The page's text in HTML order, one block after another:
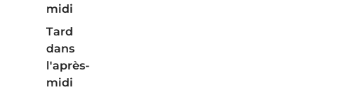
midi
Tard
dans
l'après-
midi